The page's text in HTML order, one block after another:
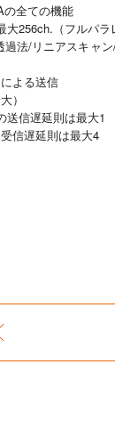
の全ての機能
大256ch.（フルパラ
過法/リニアスキャ
よる送信
）
送信遅延則は最大1
信遅延則は最大4